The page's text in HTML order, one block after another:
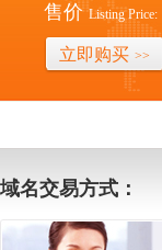
售价 Listing Price:
立即购买 >>
域名交易方式：